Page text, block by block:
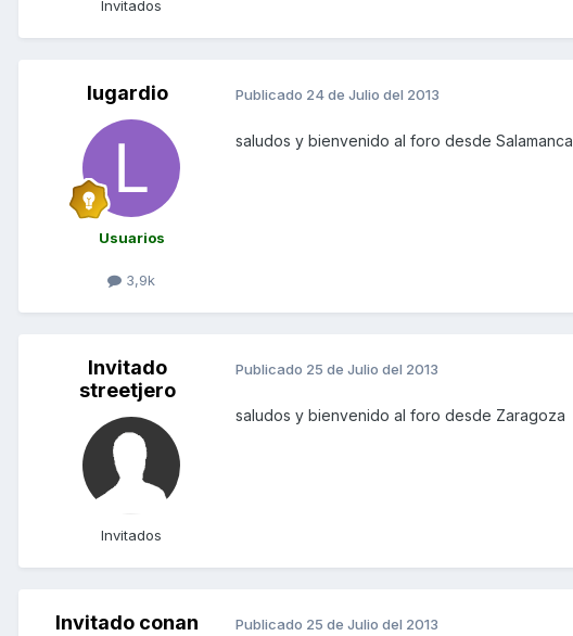
Invitados
lugardio
Usuarios
3,9k
Publicado 24 de Julio del 2013
saludos y bienvenido al foro desde Salamanca
Invitado
streetjero
Invitados
Publicado 25 de Julio del 2013
saludos y bienvenido al foro desde Zaragoza
Invitado conan Publicado 25 de Julio del 2013